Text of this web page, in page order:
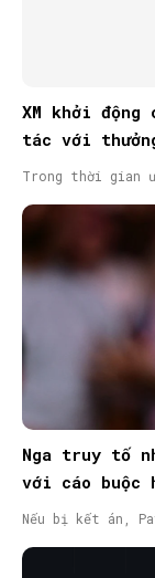
XM khởi
tác với
Trong thời gian
Nga truy tố
với cáo buộc
nã quốc tế
Nếu bị kết án,